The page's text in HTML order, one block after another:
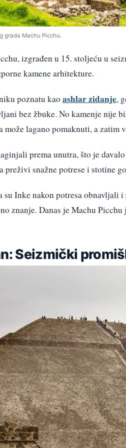
grada Machu Picchu.
izgrađen u 15. stoljeću u
kamene arhitekture.
poznatu kao ashlar zidanje,
bez žbuke. No kamenje nije
može lagano pomaknuti, a zatim
prema unutra, što je
preživi snažne potrese i stotine
Inke nakon potresa obnavljali
znanje. Danas je Machu
Seizmički